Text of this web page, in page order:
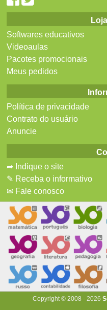
Softwares educativos
Videoaulas
Pacotes promocionais
Meus pedidos
Política de privacidade
Contrato do usuário
Anuncie
➦ Indique o site
✎ Receba o informativo
✉ Fale conosco
Copyright © 2008 - 2026